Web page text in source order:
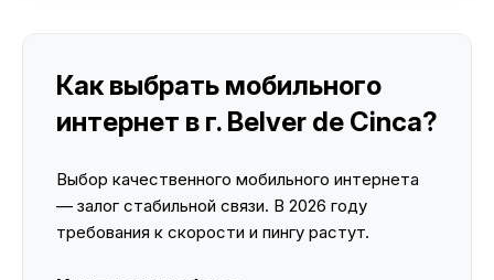
Как выбрать мобильного
интернет в г. Belver de Cinca?
Выбор качественного мобильного интернета
— залог стабильной связи. В 2026 году
требования к скорости и пингу растут.